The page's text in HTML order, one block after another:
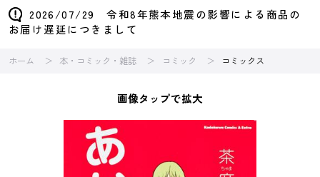
2026/07/29 令和8年熊本地震の影響による商品の
お届け遅延につきまして
ホーム 本・コミック・雑誌 コミック コミックス
画像タップで拡大